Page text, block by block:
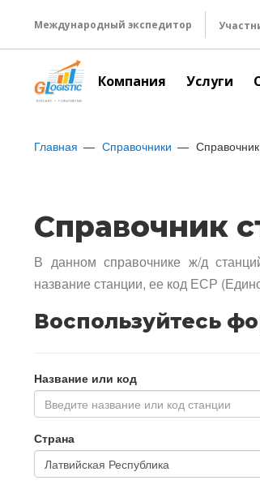
Международный экспедитор
Компания Услуги
Главная Справочники
Справочник
В данном справочнике ж/д
название станции, ее код ЕСР
Воспользуйтесь
Название или код
Введите название или код станции
Страна